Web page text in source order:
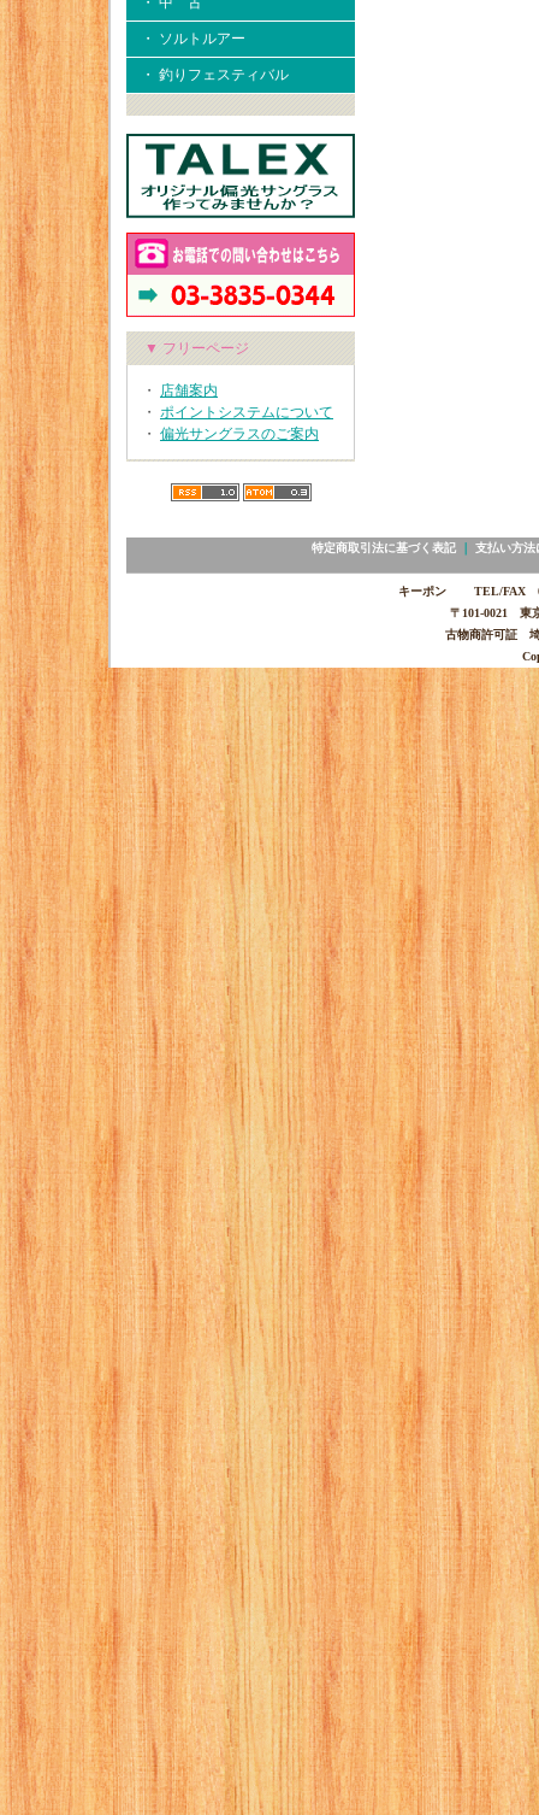
・ ソルトルアー
・ 釣りフェスティバル
▼ フリーページ
・ 店舗案内
・ ポイントシステムについて
・ 偏光サングラスのご案内
特定商取引法に基づく表記｜ 支払い方法
キーポン TEL/FAX
〒101-0021 東
古物商許可証